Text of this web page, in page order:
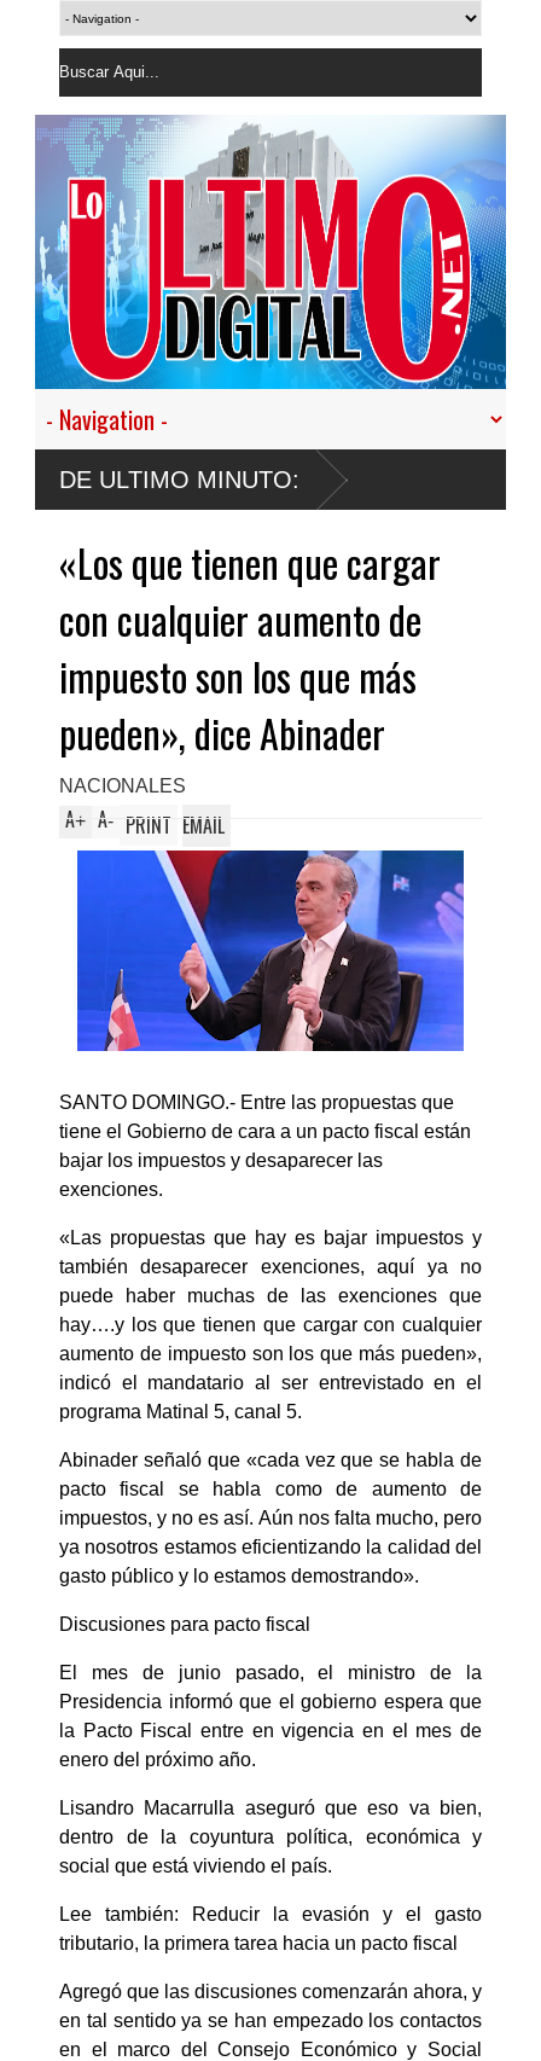
DE ULTIMO MINUTO:
irregular durante la última
«Los que tienen que cargar
con cualquier aumento de
impuesto son los que más
pueden», dice Abinader
NACIONALES
A+ A- PRINT EMAIL
SANTO DOMINGO.- Entre las propuestas que
tiene el Gobierno de cara a un pacto fiscal están
bajar los impuestos y desaparecer las
exenciones.
«Las propuestas que hay es bajar impuestos y
también desaparecer exenciones, aquí ya no
puede haber muchas de las exenciones que
hay….y los que tienen que cargar con cualquier
aumento de impuesto son los que más pueden»,
indicó el mandatario al ser entrevistado en el
programa Matinal 5, canal 5.
Abinader señaló que «cada vez que se habla de
pacto fiscal se habla como de aumento de
impuestos, y no es así. Aún nos falta mucho, pero
ya nosotros estamos eficientizando la calidad del
gasto público y lo estamos demostrando».
Discusiones para pacto fiscal
El mes de junio pasado, el ministro de la
Presidencia informó que el gobierno espera que
la Pacto Fiscal entre en vigencia en el mes de
enero del próximo año.
Lisandro Macarrulla aseguró que eso va bien,
dentro de la coyuntura política, económica y
social que está viviendo el país.
Lee también: Reducir la evasión y el gasto
tributario, la primera tarea hacia un pacto fiscal
Agregó que las discusiones comenzarán ahora, y
en tal sentido ya se han empezado los contactos
en el marco del Consejo Económico y Social